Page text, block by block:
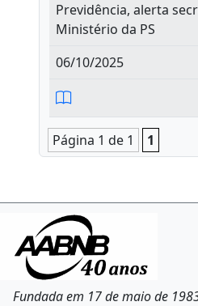
Previdência, alerta
Ministério da PS
06/10/2025
Página 1 de 1 1
Fundada em 17 de maio de